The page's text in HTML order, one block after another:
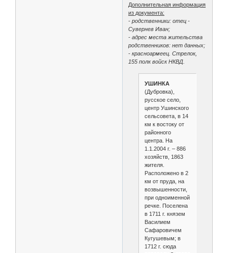
Дополнительная информация
из документа:
- родственники: отец -
Сувернев Иван;
- адрес места жительства
родственников: нет данных;
- красноармеец. Стрелок,
155 полк войск НКВД.
УШИНКА
(Дубровка),
русское село,
центр Ушинского
сельсовета, в 14
км к востоку от
районного
центра. На
1.1.2004 г. – 886
хозяйств, 1863
жителя.
Расположено в 2
км от пруда, на
возвышенности,
при одноименной
речке. Поселена
в 1711 г. князем
Василием
Сафаровичем
Кугушевым; в
1712 г. сюда